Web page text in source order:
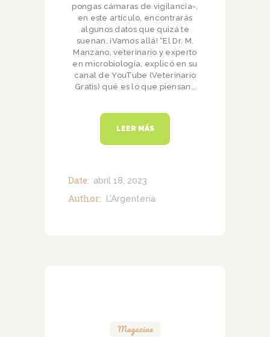
pongas cámaras de vigilancia-,
en este artículo, encontrarás
algunos datos que quizá te
suenan. ¡Vamos allá! “El Dr. M.
Manzano, veterinario y experto
en microbiología, explicó en su
canal de YouTube (Veterinario
Gratis) qué es lo que piensan…
LEER MÁS
Date: abril 18, 2023
Author: L'Argenteria
Magazine